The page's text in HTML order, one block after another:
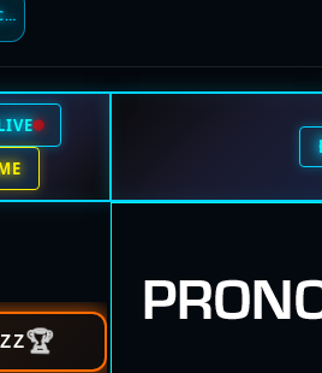
CONTACTER UN ADMINISTRATEUR DU FORUM
🏆